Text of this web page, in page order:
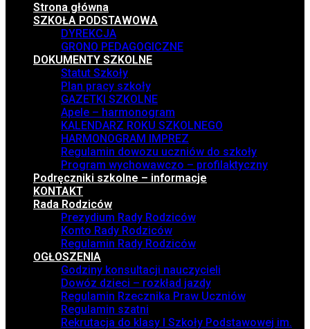
Strona główna
SZKOŁA PODSTAWOWA
DYREKCJA
GRONO PEDAGOGICZNE
DOKUMENTY SZKOLNE
Statut Szkoły
Plan pracy szkoły
GAZETKI SZKOLNE
Apele – harmonogram
KALENDARZ ROKU SZKOLNEGO
HARMONOGRAM IMPREZ
Regulamin dowozu uczniów do szkoły
Program wychowawczo – profilaktyczny
Podręczniki szkolne – informacje
KONTAKT
Rada Rodziców
Prezydium Rady Rodziców
Konto Rady Rodziców
Regulamin Rady Rodziców
OGŁOSZENIA
Godziny konsultacji nauczycieli
Dowóz dzieci – rozkład jazdy
Regulamin Rzecznika Praw Uczniów
Regulamin szatni
Rekrutacja do klasy I Szkoły Podstawowej im.